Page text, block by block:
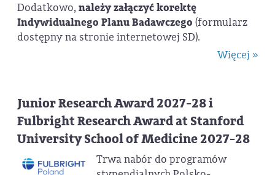
Dodatkowo, należy załączyć korektę
Indywidualnego Planu Badawczego (formularz
dostępny na stronie internetowej SD).
Więcej »
Junior Research Award 2027-28 i
Fulbright Research Award at Stanford
University School of Medicine 2027-28
Trwa nabór do programów